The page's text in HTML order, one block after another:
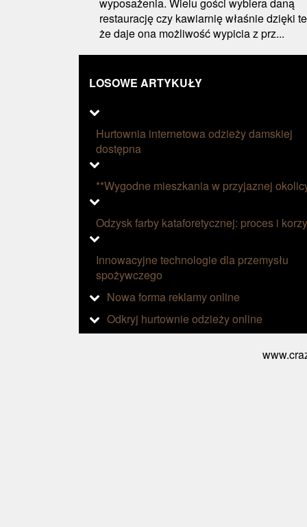
restaurację czy kawiarnię właśnie dzięki
że daje ona możliwość wypicia z prz...
LOSOWE ARTYKUŁY
Hurtownia internetowa odzieży damskiej
dostępna
**Wygodne mieszkania w przyjaznej
Odzysk farby kataforetycznej: proces i
Innowacyjne technologie dla przemysłu
spożywczego
Nowa forma reklamy online
Odkryj hurtownie odzieży online